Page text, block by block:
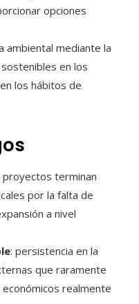
opciones
ambiental mediante la
en los
los hábitos de
proyectos terminan
por la falta de
a nivel
: persistencia en la
que raramente
realmente